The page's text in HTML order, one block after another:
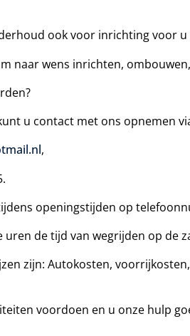
ook voor inrichting voor
naar wens inrichten,
u contact met ons opnemen
,
openingstijden op
de tijd van wegrijden op de
zijn: Autokosten,
voordoen en u onze hulp